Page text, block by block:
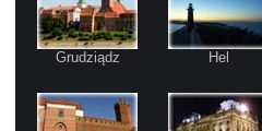
Grudziądz Hel